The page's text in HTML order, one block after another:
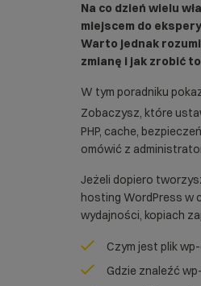
Na co dzień wielu
miejscem do
Warto jednak
zmianę i jak zrobić
W tym poradniku
Zobaczysz, które
PHP, cache,
omówić z
Jeżeli dopiero
hosting WordPress w
wydajności, kopiach
Czym jest plik
Gdzie znaleźć